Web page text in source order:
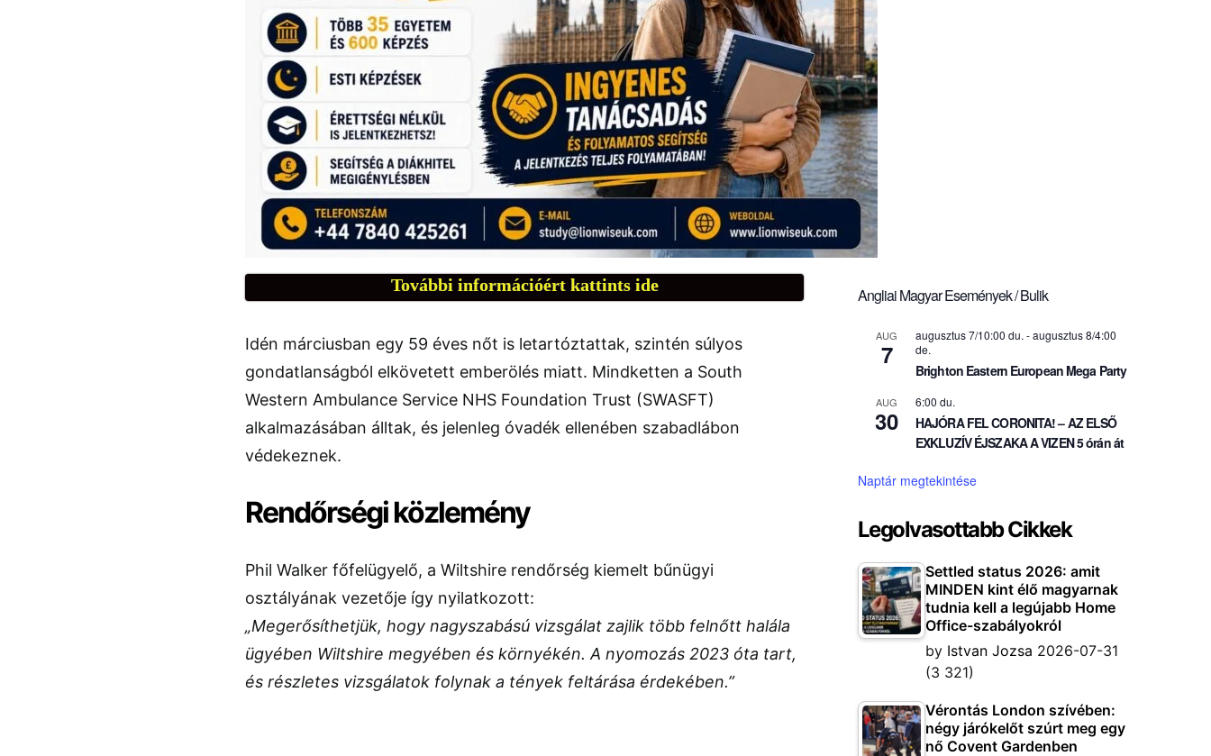
További információért kattints ide
Idén márciusban egy 59 éves nőt is letartóztattak, szintén súlyos
gondatlanságból elkövetett emberölés miatt. Mindketten a South
Western Ambulance Service NHS Foundation Trust (SWASFT)
alkalmazásában álltak, és jelenleg óvadék ellenében szabadlábon
védekeznek.
Rendőrségi közlemény
Phil Walker főfelügyelő, a Wiltshire rendőrség kiemelt bűnügyi
osztályának vezetője így nyilatkozott:
„Megerősíthetjük, hogy nagyszabású vizsgálat zajlik több felnőtt halála
ügyében Wiltshire megyében és környékén. A nyomozás 2023 óta tart,
és részletes vizsgálatok folynak a tények feltárása érdekében.”
Angliai Magyar Események / Bulik
AUG
7
augusztus 7/10:00 du. -augusztus 8/4:00
de.
Brighton Eastern European Mega Party
AUG
30
6:00 du.
HAJÓRA FEL CORONITA! – AZ ELSŐ
EXKLUZÍV ÉJSZAKA A VIZEN 5 órán át
Naptár megtekintése
Legolvasottabb Cikkek
Settled status 2026: amit
MINDEN kint élő magyarnak
tudnia kell a legújabb Home
Office-szabályokról
by Istvan Jozsa 2026-07-31
(3 321)
Vérontás London szívében:
négy járókelőt szúrt meg egy
nő Covent Gardenben